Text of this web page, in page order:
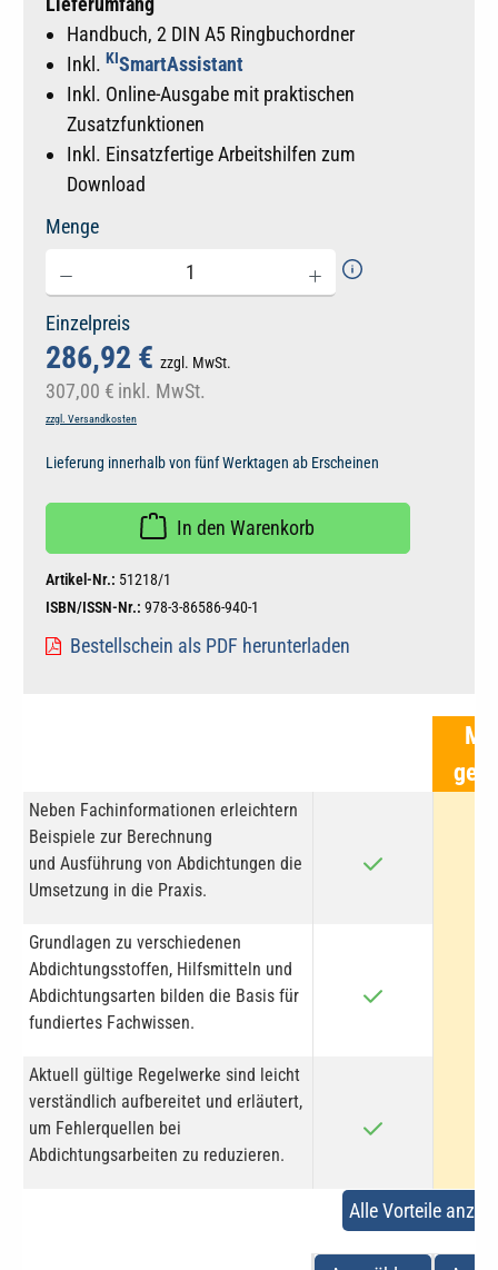
Handbuch, 2 DIN A5 Ringbuchordner
Inkl. KISmartAssistant
Inkl. Online-Ausgabe mit praktischen
Zusatzfunktionen
Inkl. Einsatzfertige Arbeitshilfen zum
Download
Menge
Einzelpreis
286,92 € zzgl. MwSt.
307,00 € inkl. MwSt.
zzgl. Versandkosten
Lieferung innerhalb von fünf Werktagen ab Erscheinen
In den Warenkorb
Artikel-Nr.: 51218/1
ISBN/ISSN-Nr.: 978-3-86586-940-1
Bestellschein als PDF herunterladen
Neben Fachinformationen erleichtern
Beispiele zur Berechnung
und Ausführung von Abdichtungen die
Umsetzung in die Praxis.
Grundlagen zu verschiedenen
Abdichtungsstoffen, Hilfsmitteln und
Abdichtungsarten bilden die Basis für
fundiertes Fachwissen.
Aktuell gültige Regelwerke sind leicht
verständlich aufbereitet und erläutert,
um Fehlerquellen bei
Abdichtungsarbeiten zu reduzieren.
Alle Vorteile